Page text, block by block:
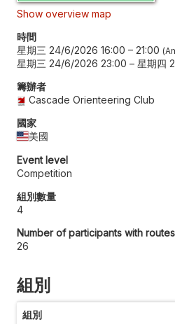
Show overview map
時間
星期三 24/6/2026 16:00 – 21:00
星期三 24/6/2026 23:00 – 星期四
籌辦者
Cascade Orienteering Club
國家
美國
Event level
Competition
組別數量
4
Number of participants with routes
26
組別
組別